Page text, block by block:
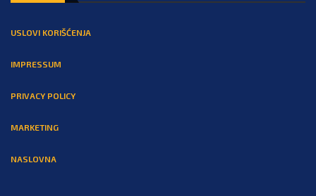
USLOVI KORIŠĆENJA
IMPRESSUM
PRIVACY POLICY
MARKETING
NASLOVNA